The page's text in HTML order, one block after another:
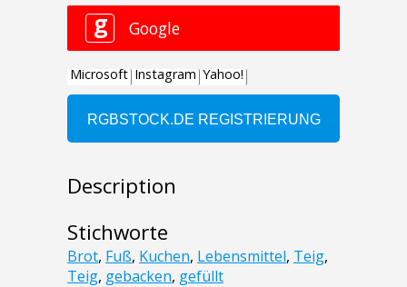
Description
Stichworte
Brot, Fuß, Kuchen, Lebensmittel, Teig,
Teig, gebacken, gefüllt